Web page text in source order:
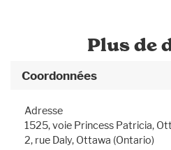
Plus de
Coordonnées
Adresse
1525, voie Princess Patricia,
2, rue Daly, Ottawa (Ontario)